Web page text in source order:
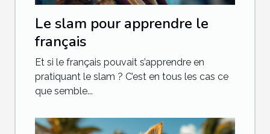
Le slam pour apprendre le
français
Et si le français pouvait s’apprendre en
pratiquant le slam ? C’est en tous les cas ce
que semble...